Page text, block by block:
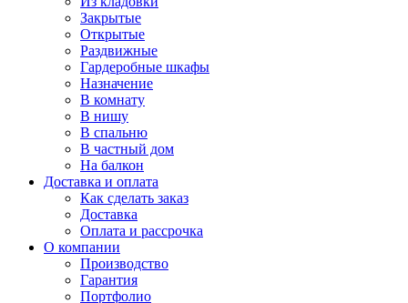
Закрытые
Открытые
Раздвижные
Гардеробные шкафы
Назначение
В комнату
В нишу
В спальню
В частный дом
На балкон
Доставка и оплата
Как сделать заказ
Доставка
Оплата и рассрочка
О компании
Производство
Гарантия
Портфолио